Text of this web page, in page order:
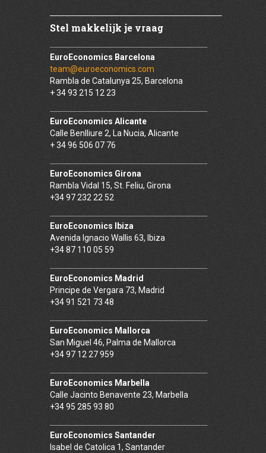
Stel makkelijk je vraag
EuroEconomics Barcelona
team@euroeconomics.com
Rambla de Catalunya 25, Barcelona
+ 34 93 215 12 23
EuroEconomics Alicante
Calle Benlliure 2, La Nucia, Alicante
+ 34 96 506 07 76
EuroEconomics Girona
Rambla Vidal 15, St. Feliu, Girona
+34 97 232 22 52
EuroEconomics Ibiza
Avenida Ignacio Wallis 63, Ibiza
+34 87 110 05 59
EuroEconomics Madrid
Principe de Vergara 73, Madrid
+34 91 521 73 48
EuroEconomics Mallorca
San Miguel 46, Palma de Mallorca
+34 97 12 27 959
EuroEconomics Marbella
Calle Jacinto Benavente 23, Marbella
+34 95 285 93 80
EuroEconomics Santander
Isabel de Catolica 1, Santander